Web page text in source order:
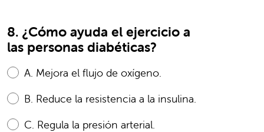
8. ¿Cómo ayuda el ejercicio a
las personas diabéticas?
A. Mejora el flujo de oxígeno.
B. Reduce la resistencia a la insulina.
C. Regula la presión arterial.